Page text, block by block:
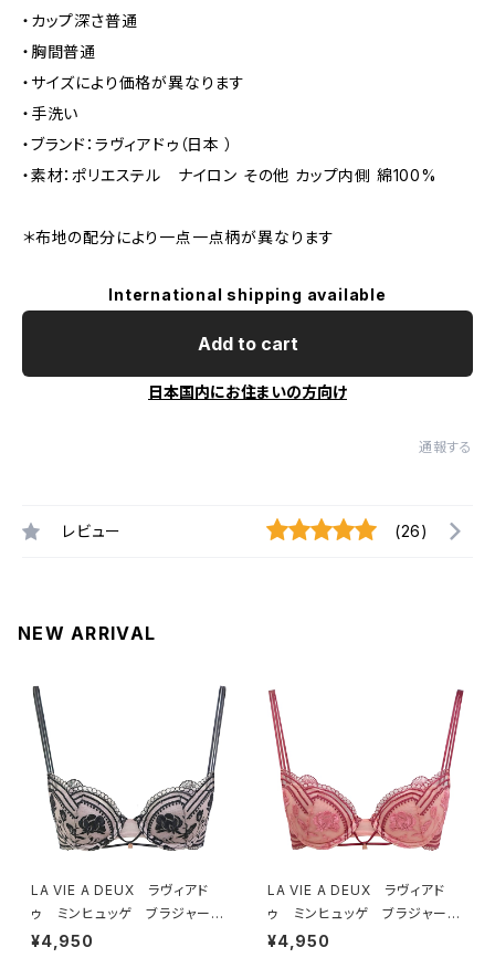
・カップ深さ普通
・胸間普通
・サイズにより価格が異なります
・手洗い
・ブランド：ラヴィアドゥ（日本 ）
・素材：ポリエステル ナイロン その他 カップ内側 綿100%
＊布地の配分により一点一点柄が異なります
International shipping available
Add to cart
日本国内にお住まいの方向け
通報する
レビュー (26)
NEW ARRIVAL
LA VIE A DEUX ラヴィアド
ゥ ミンヒュッゲ ブラジャー
（ブラック）BRA BLACK 2249
¥4,950
LA VIE A DEUX ラヴィアド
ゥ ミンヒュッゲ ブラジャー
（ヒュッゲオレンジ）BRA HYGG
¥4,950